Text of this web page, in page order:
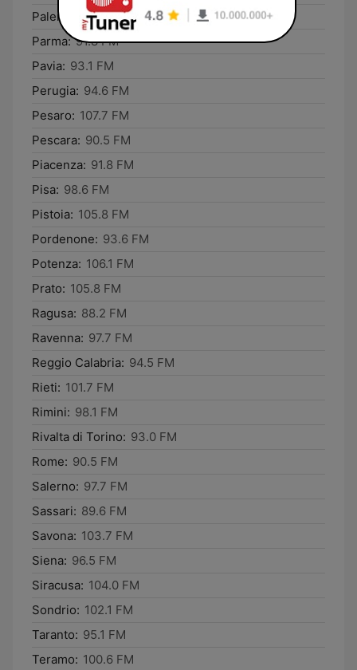
Palermo:
107.8 FM
Parma: 91.8 FM
Pavia: 93.1 FM
Perugia: 94.6 FM
Pesaro: 107.7 FM
Pescara: 90.5 FM
Piacenza: 91.8 FM
Pisa: 98.6 FM
Pistoia: 105.8 FM
Pordenone: 93.6 FM
Potenza: 106.1 FM
Prato: 105.8 FM
Ragusa: 88.2 FM
Ravenna: 97.7 FM
Reggio Calabria: 94.5 FM
Rieti: 101.7 FM
Rimini: 98.1 FM
Rivalta di Torino: 93.0 FM
Rome: 90.5 FM
Salerno: 97.7 FM
Sassari: 89.6 FM
Savona: 103.7 FM
Siena: 96.5 FM
Siracusa: 104.0 FM
Sondrio: 102.1 FM
Taranto: 95.1 FM
Teramo: 100.6 FM